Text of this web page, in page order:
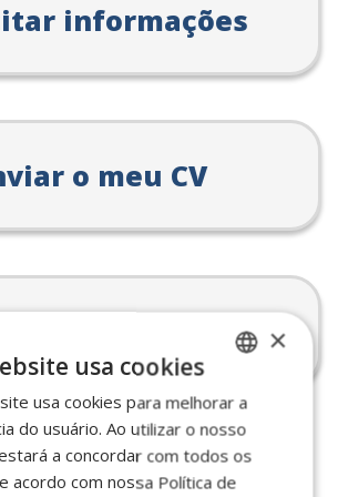
informações
o meu CV
ofertas disponíveis
registado?
SPANISH
ENGLISH
PORTUGUESE
×
usa cookies
usa cookies para melhorar a
do usuário. Ao utilizar o nosso
a concordar com todos os
acordo com nossa Política de